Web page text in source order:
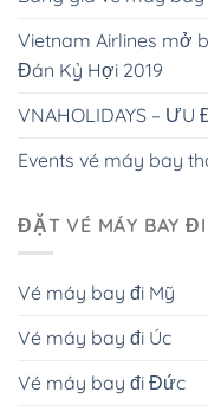
Vietnam Airlines mở
Đán Kỷ Hợi 2019
VNAHOLIDAYS – ƯU
Events vé máy bay
ĐẶT VÉ MÁY BAY ĐI
Vé máy bay đi Mỹ
Vé máy bay đi Úc
Vé máy bay đi Đức